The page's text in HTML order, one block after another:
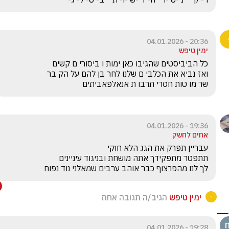
20:36 - 04.01.2026
ימין טיפש
שר מו טות חסרי תרבו ת אנאלפאביתים
19:36 - 04.01.2026
אחים לחשק
לך לנו מהפרצוף כבר אוהב ערבים שמאלני נוד נפוח
ימין טיפש הגיב/ה תגובה אחת